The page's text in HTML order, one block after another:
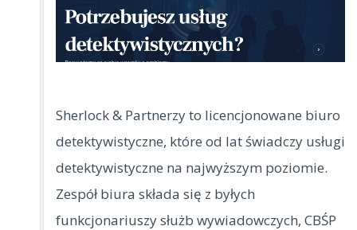
Sherlock & Partnerzy to licencjonowane biuro
detektywistyczne, które od lat świadczy usługi
detektywistyczne na najwyższym poziomie.
Zespół biura składa się z byłych
funkcjonariuszy służb wywiadowczych, CBŚP